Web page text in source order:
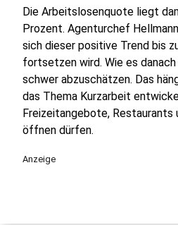
Die Arbeitslosenquote liegt
Prozent. Agenturchef
sich dieser positive Trend bis
fortsetzen wird. Wie es
schwer abzuschätzen. Das
das Thema Kurzarbeit
Freizeitangebote, Restaurants
öffnen dürfen.
Anzeige